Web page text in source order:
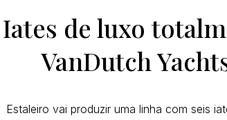
Iates de luxo
VanDutch
Estaleiro vai produzir uma linha com seis